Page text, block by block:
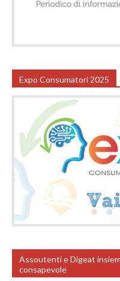
Expo Consumatori 2025
Assoutenti e Digeat
consapevole